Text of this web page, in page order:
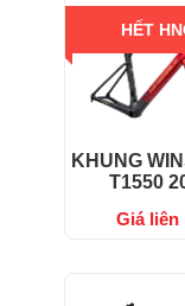
HẾT
KHUNG
T1550
Giá liên